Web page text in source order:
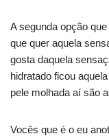
A segunda opção
que quer aquela
gosta daquela
hidratado ficou
pele molhada aí são
Vocês que é o eu